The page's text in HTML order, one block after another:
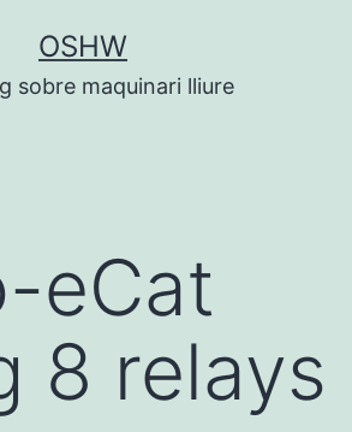
OSHW
sobre maquinari lliure
eCat
8 relays